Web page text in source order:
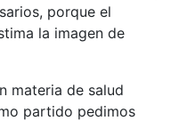
porque el
la imagen de
materia de salud
partido pedimos